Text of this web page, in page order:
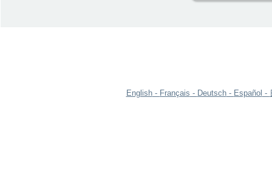
English Français Deutsch Español